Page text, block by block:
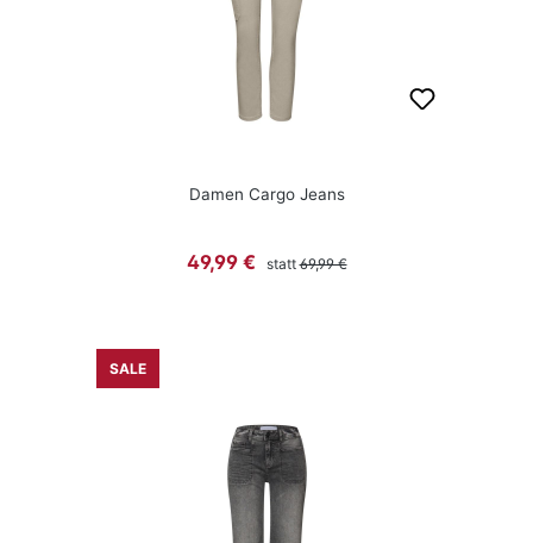
Damen Cargo Jeans
Verkaufspreis:
49,99 € statt Regulärer Preis:
69,99 €
SALE